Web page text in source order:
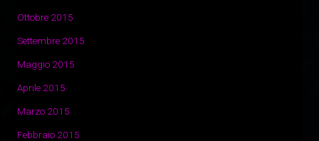
Ottobre 2015
Settembre 2015
Maggio 2015
Aprile 2015
Marzo 2015
Febbraio 2015